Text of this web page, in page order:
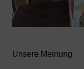
Unsere Meinung